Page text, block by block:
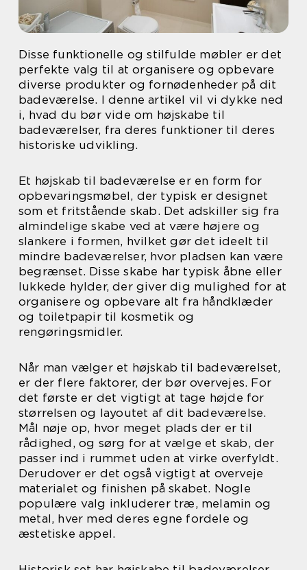
Disse funktionelle og stilfulde møbler er det
perfekte valg til at organisere og opbevare
diverse produkter og fornødenheder på dit
badeværelse. I denne artikel vil vi dykke ned
i, hvad du bør vide om højskabe til
badeværelser, fra deres funktioner til deres
historiske udvikling.
Et højskab til badeværelse er en form for
opbevaringsmøbel, der typisk er designet
som et fritstående skab. Det adskiller sig fra
almindelige skabe ved at være højere og
slankere i formen, hvilket gør det ideelt til
mindre badeværelser, hvor pladsen kan være
begrænset. Disse skabe har typisk åbne eller
lukkede hylder, der giver dig mulighed for at
organisere og opbevare alt fra håndklæder
og toiletpapir til kosmetik og
rengøringsmidler.
Når man vælger et højskab til badeværelset,
er der flere faktorer, der bør overvejes. For
det første er det vigtigt at tage højde for
størrelsen og layoutet af dit badeværelse.
Mål nøje op, hvor meget plads der er til
rådighed, og sørg for at vælge et skab, der
passer ind i rummet uden at virke overfyldt.
Derudover er det også vigtigt at overveje
materialet og finishen på skabet. Nogle
populære valg inkluderer træ, melamin og
metal, hver med deres egne fordele og
æstetiske appel.